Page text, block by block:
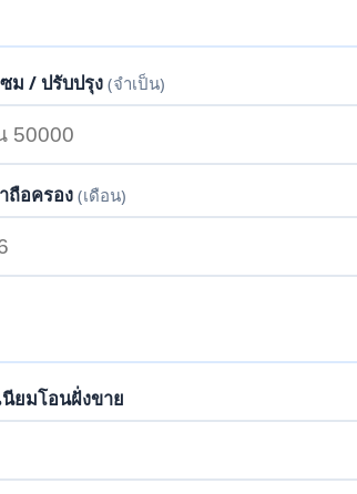
ม / ปรับปรุง (จำเป็น)
ถือครอง (เดือน)
ยมโอนฝั่งขาย